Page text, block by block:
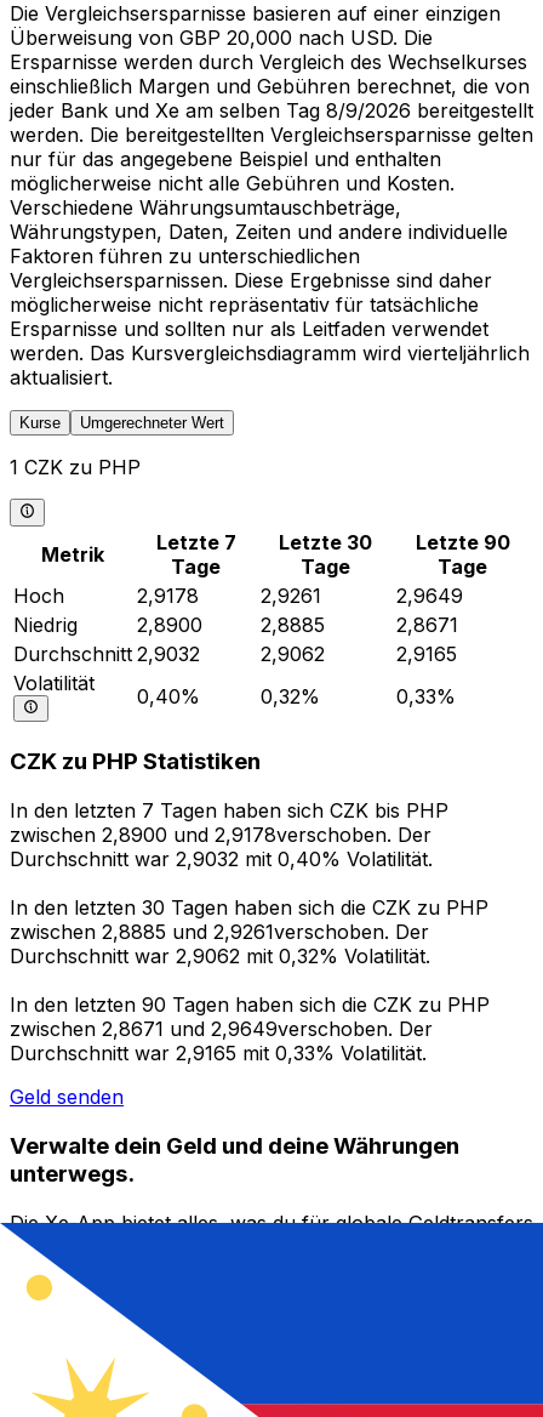
Die Vergleichsersparnisse basieren auf einer einzigen
Überweisung von GBP 20,000 nach USD. Die
Ersparnisse werden durch Vergleich des Wechselkurses
einschließlich Margen und Gebühren berechnet, die von
jeder Bank und Xe am selben Tag 8/9/2026 bereitgestellt
werden. Die bereitgestellten Vergleichsersparnisse gelten
nur für das angegebene Beispiel und enthalten
möglicherweise nicht alle Gebühren und Kosten.
Verschiedene Währungsumtauschbeträge,
Währungstypen, Daten, Zeiten und andere individuelle
Faktoren führen zu unterschiedlichen
Vergleichsersparnissen. Diese Ergebnisse sind daher
möglicherweise nicht repräsentativ für tatsächliche
Ersparnisse und sollten nur als Leitfaden verwendet
werden. Das Kursvergleichsdiagramm wird vierteljährlich
aktualisiert.
Kurse Umgerechneter Wert
1 CZK zu PHP
Metrik
Letzte 7
Tage
Letzte 30
Tage
Letzte 90
Tage
Hoch
2,9178 2,9261
2,9649
Niedrig
2,8900 2,8885
2,8671
Durchschnitt 2,9032 2,9062
2,9165
Volatilität
0,40% 0,32% 0,33%
CZK zu PHP Statistiken
In den letzten 7 Tagen haben sich CZK bis PHP
zwischen 2,8900 und 2,9178verschoben. Der
Durchschnitt war 2,9032 mit 0,40% Volatilität.
In den letzten 30 Tagen haben sich die CZK zu PHP
zwischen 2,8885 und 2,9261verschoben. Der
Durchschnitt war 2,9062 mit 0,32% Volatilität.
In den letzten 90 Tagen haben sich die CZK zu PHP
zwischen 2,8671 und 2,9649verschoben. Der
Durchschnitt war 2,9165 mit 0,33% Volatilität.
Geld senden
Verwalte dein Geld und deine Währungen
unterwegs.
Die Xe-App bietet alles, was du für globale Geldtransfers
und Währungsmanagement benötigst. Währungen
umrechnen, Kursbenachrichtigungen einrichten und
Geld ins Ausland überweisen, ohne versteckte
Gebühren. Heute herunterladen!